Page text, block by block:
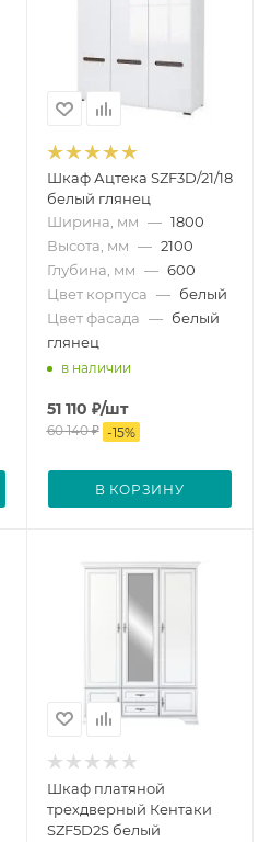
Шкаф Ацтека SZF3D/21/18
белый глянец
Ширина, мм — 1800
Высота, мм — 2100
Глубина, мм — 600
Цвет корпуса — белый
Цвет фасада — белый
глянец
в наличии
51 110 ₽/шт
60 140₽ -15%
В КОРЗИНУ
Шкаф платяной
трехдверный Кентаки
SZF5D2S белый